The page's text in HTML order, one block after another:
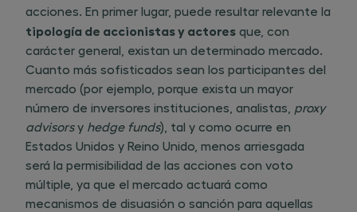
acciones. En primer lugar, puede resultar relevante la
tipología de accionistas y actores que, con
carácter general, existan un determinado mercado.
Cuanto más sofisticados sean los participantes del
mercado (por ejemplo, porque exista un mayor
número de inversores instituciones, analistas, proxy
advisorsy hedge funds), tal y como ocurre en
Estados Unidos y Reino Unido, menos arriesgada
será la permisibilidad de las acciones con voto
múltiple, ya que el mercado actuará como
mecanismos de disuasión o sanción para aquellas